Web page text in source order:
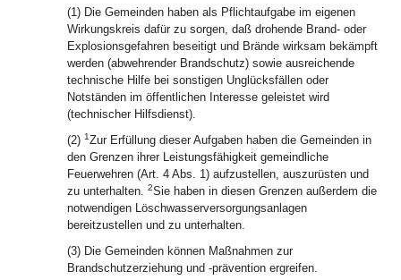
(1) Die Gemeinden haben als Pflichtaufgabe im eigenen
Wirkungskreis dafür zu sorgen, daß drohende Brand- oder
Explosionsgefahren beseitigt und Brände wirksam bekämpft
werden (abwehrender Brandschutz) sowie ausreichende
technische Hilfe bei sonstigen Unglücksfällen oder
Notständen im öffentlichen Interesse geleistet wird
(technischer Hilfsdienst).
(2) 1Zur Erfüllung dieser Aufgaben haben die Gemeinden in
den Grenzen ihrer Leistungsfähigkeit gemeindliche
Feuerwehren (Art. 4 Abs. 1) aufzustellen, auszurüsten und
zu unterhalten. 2Sie haben in diesen Grenzen außerdem die
notwendigen Löschwasserversorgungsanlagen
bereitzustellen und zu unterhalten.
(3) Die Gemeinden können Maßnahmen zur
Brandschutzerziehung und -prävention ergreifen.